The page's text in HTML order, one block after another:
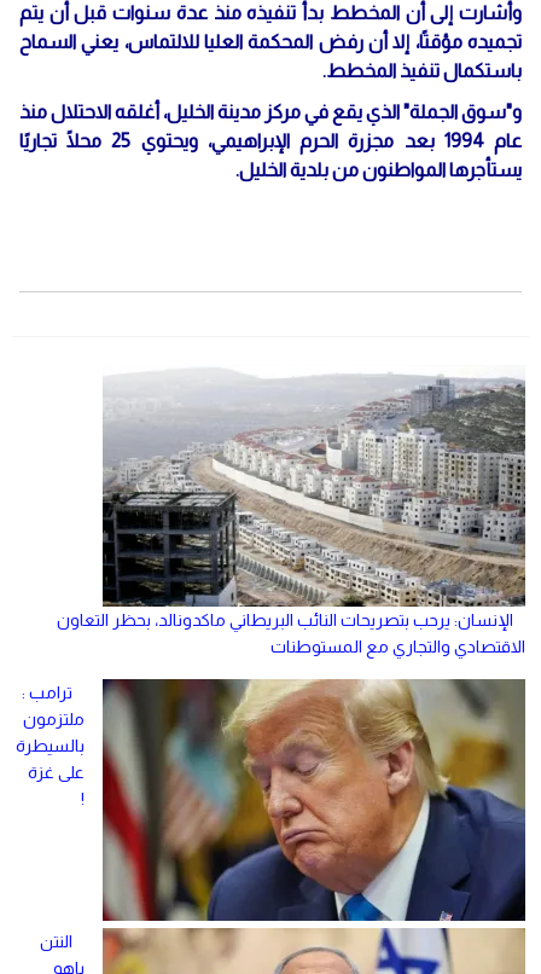
وأشارت إلى أن المخطط بدأ تنفيذه منذ عدة سنوات قبل أن يتم
تجميده مؤقتًا، إلا أن رفض المحكمة العليا للالتماس، يعني السماح
باستكمال تنفيذ المخطط.
و"سوق الجملة" الذي يقع في مركز مدينة الخليل، أغلقه الاحتلال منذ
عام 1994 بعد مجزرة الحرم الإبراهيمي، ويحتوي 25 محلًا تجاريًا
يستأجرها المواطنون من بلدية الخليل.
الإنسان: يرحب بتصريحات النائب البريطاني ماكدونالد، بحظر التعاون
الاقتصادي والتجاري مع المستوطنات
ترامب :
ملتزمون
بالسيطرة
على غزة
!
النتن
ياهو